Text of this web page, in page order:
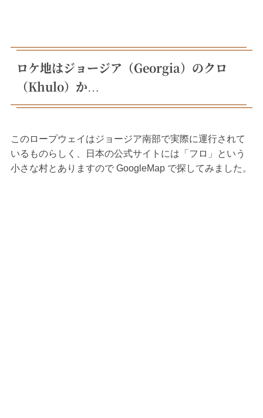
ロケ地はジョージア（Georgia）のクロ
（Khulo）か…
このロープウェイはジョージア南部で実際に運行されて
いるものらしく、日本の公式サイトには「フロ」という
小さな村とありますので GoogleMap で探してみました。